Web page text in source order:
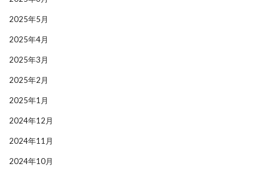
2025年5月
2025年4月
2025年3月
2025年2月
2025年1月
2024年12月
2024年11月
2024年10月